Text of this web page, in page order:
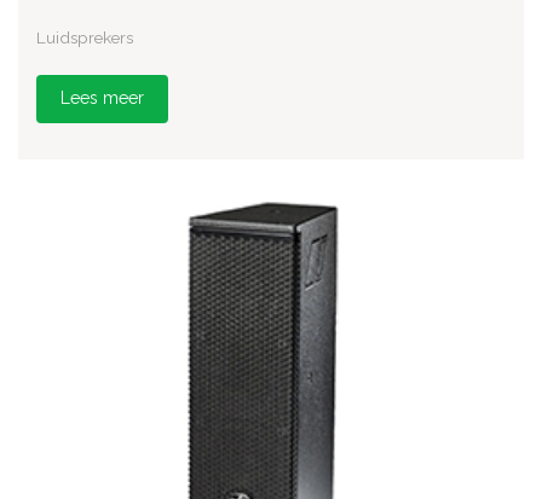
Luidsprekers
Lees meer